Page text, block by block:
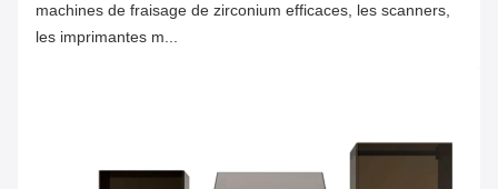
machines de fraisage de zirconium efficaces, les scanners,
les imprimantes m...